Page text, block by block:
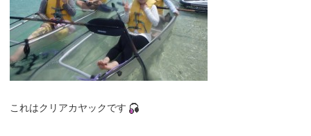
これはクリアカヤックです